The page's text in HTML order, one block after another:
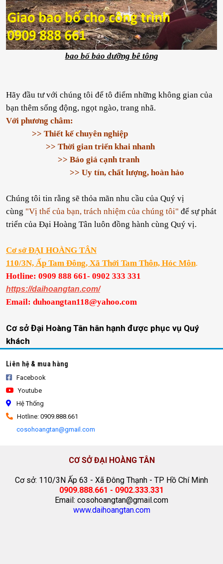
bao bố bảo dưỡng bê tông
Hãy đầu tư với chúng tôi để tô điểm những không gian của
bạn thêm sống động, ngọt ngào, trang nhã.
Với phương châm:
>> Thiết kế chuyên nghiệp
>> Thời gian triển khai nhanh
>> Báo giá cạnh tranh
>> Uy tín, chất lượng, hoàn hảo
Chúng tôi tin rằng sẽ thỏa mãn nhu cầu của Quý vị
cùng "Vị thế của bạn, trách nhiệm của chúng tôi" để sự phát
triển của Đại Hoàng Tân luôn đồng hành cùng Quý vị.
Cơ sở ĐẠI HOÀNG TÂN
110/3N, Ấp Tam Đông, Xã Thới Tam Thôn, Hóc Môn.
Hotline: 0909 888 661- 0902 333 331
https://daihoangtan.com/
Email: duhoangtan118@yahoo.com
Cơ sở Đại Hoàng Tân hân hạnh được phục vụ Quý
khách
Liên hệ & mua hàng
Facebook
Youtube
Hệ Thống
Hotline: 0909.888.661
cosohoangtan@gmail.com
CƠ SỞ ĐẠI HOÀNG TÂN
Cơ sở: 110/3N Ấp 63 - Xã Đông Thạnh - TP Hồ Chí Minh
0909.888.661 - 0902.333.331
Email: cosohoangtan@gmail.com
www.daihoangtan.com